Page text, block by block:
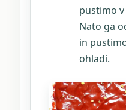
pustimo
Nato ga
in
ohladi.